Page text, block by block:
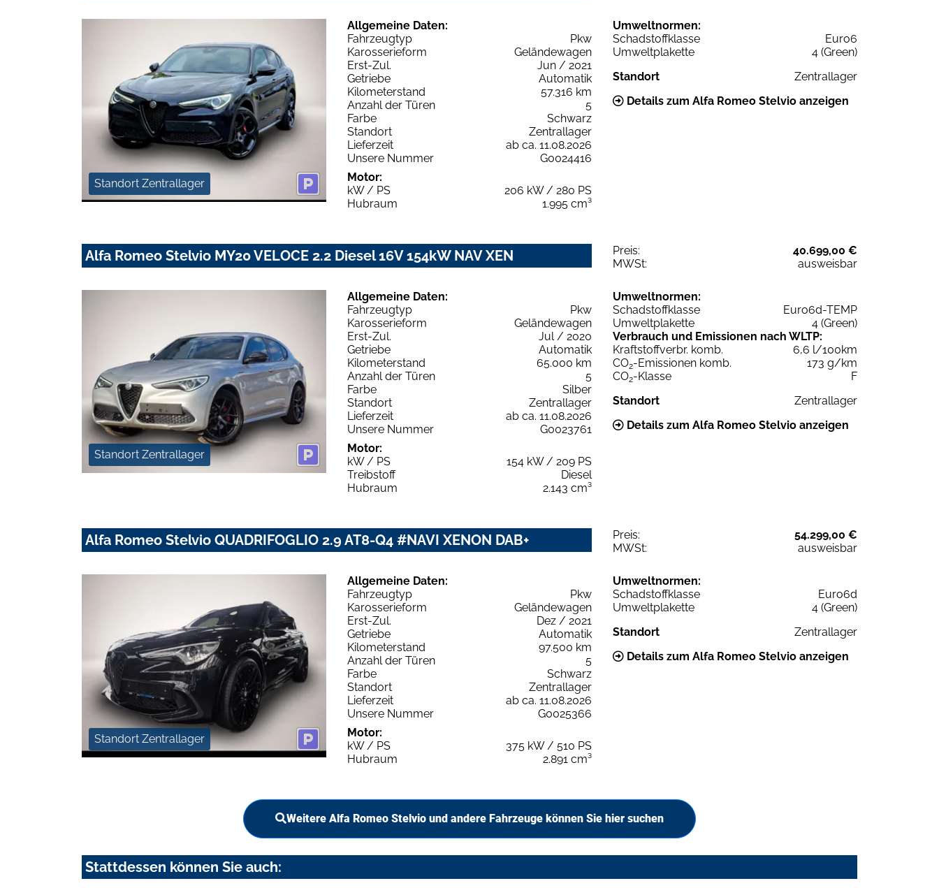
Standort Zentrallager
Allgemeine Daten:
Fahrzeugtyp
Pkw
Karosserieform
Geländewagen
Erst-Zul.
Jun / 2021
Getriebe
Automatik
Kilometerstand
57.316 km
Anzahl der Türen
5
Farbe
Schwarz
Standort
Zentrallager
Lieferzeit
ab ca. 11.08.2026
Unsere Nummer
G0024416
Motor:
kW / PS
206 kW / 280 PS
Hubraum
1.995 cm³
Umweltnormen:
Schadstoffklasse
Euro6
Umweltplakette
4 (Green)
Standort
Zentrallager
Details zum Alfa Romeo Stelvio anzeigen
Alfa Romeo Stelvio MY20 VELOCE 2.2 Diesel 16V 154kW NAV XEN Preis:
40.699,00 €
MWSt:
ausweisbar
Standort Zentrallager
Allgemeine Daten:
Fahrzeugtyp
Pkw
Karosserieform
Geländewagen
Erst-Zul.
Jul / 2020
Getriebe
Automatik
Kilometerstand
65.000 km
Anzahl der Türen
5
Farbe
Silber
Standort
Zentrallager
Lieferzeit
ab ca. 11.08.2026
Unsere Nummer
G0023761
Motor:
kW / PS
154 kW / 209 PS
Treibstoff
Diesel
Hubraum
2.143 cm³
Umweltnormen:
Schadstoffklasse
Euro6d-TEMP
Umweltplakette
4 (Green)
Verbrauch und Emissionen nach WLTP:
Kraftstoffverbr. komb.
6,6 l/100km
CO2-Emissionen komb.
173 g/km
CO2-Klasse
F
Standort
Zentrallager
Details zum Alfa Romeo Stelvio anzeigen
Alfa Romeo Stelvio QUADRIFOGLIO 2.9 AT8-Q4 #NAVI XENON DAB+ Preis:
54.299,00 €
MWSt:
ausweisbar
Standort Zentrallager
Allgemeine Daten:
Fahrzeugtyp
Pkw
Karosserieform
Geländewagen
Erst-Zul.
Dez / 2021
Getriebe
Automatik
Kilometerstand
97.500 km
Anzahl der Türen
5
Farbe
Schwarz
Standort
Zentrallager
Lieferzeit
ab ca. 11.08.2026
Unsere Nummer
G0025366
Motor:
kW / PS
375 kW / 510 PS
Hubraum
2.891 cm³
Umweltnormen:
Schadstoffklasse
Euro6d
Umweltplakette
4 (Green)
Standort
Zentrallager
Details zum Alfa Romeo Stelvio anzeigen
Weitere Alfa Romeo Stelvio und andere Fahrzeuge können Sie hier suchen
Stattdessen können Sie auch: